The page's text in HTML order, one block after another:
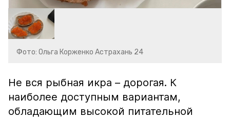
Фото: Ольга Корженко Астрахань 24
Не вся рыбная икра – дорогая. К
наиболее доступным вариантам,
обладающим высокой питательной